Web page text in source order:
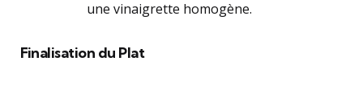
une vinaigrette homogène.
Finalisation du Plat